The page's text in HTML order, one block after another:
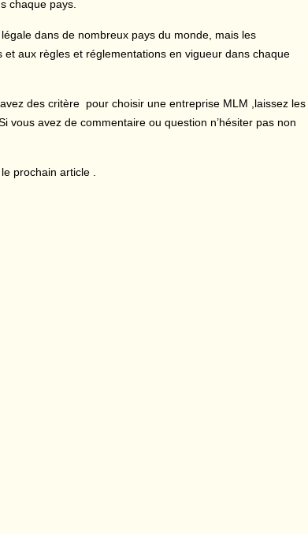
chaque pays.
dans de nombreux pays du monde, mais les
aux règles et réglementations en vigueur dans chaque
des critère pour choisir une entreprise MLM ,laissez les
vous avez de commentaire ou question n’hésiter pas non
prochain article .